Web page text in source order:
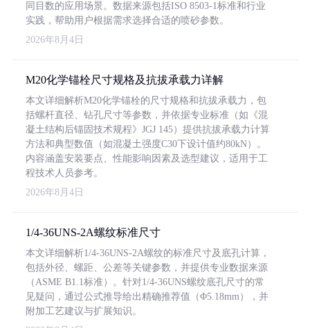
同目数的应用场景。数据来源包括ISO 8503-1标准和行业
实践，帮助用户根据需求选择合适的喷砂参数。
2026年8月4日
M20化学锚栓尺寸规格及抗拔承载力详解
本文详细解析M20化学锚栓的尺寸规格和抗拔承载力，包
括螺杆直径、钻孔尺寸等参数，并依据专业标准（如《混
凝土结构后锚固技术规程》JGJ 145）提供抗拔承载力计算
方法和典型数值（如混凝土强度C30下设计值约80kN）。
内容涵盖安装要点、性能影响因素及选型建议，适用于工
程技术人员参考。
2026年8月4日
1/4-36UNS-2A螺纹标准尺寸
本文详细解析1/4-36UNS-2A螺纹的标准尺寸及底孔计算，
包括外径、螺距、公差等关键参数，并提供专业数据来源
（ASME B1.1标准）。针对1/4-36UNS螺纹底孔尺寸的常
见疑问，通过公式推导给出精确推荐值（Φ5.18mm），并
附加工艺建议与扩展知识。